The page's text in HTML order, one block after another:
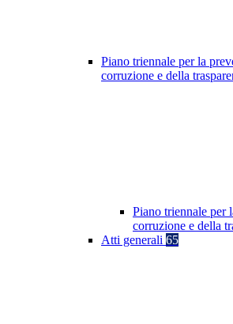
Piano triennale per la
corruzione e della
Piano triennale per
corruzione e della
Atti generali 65